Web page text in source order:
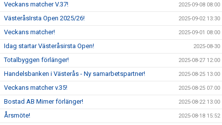
Veckans matcher V.37! 2025-09-08 08:00
VästeråsIrsta Open 2025/26! 2025-09-02 13:30
Veckans matcher! 2025-09-01 08:00
Idag startar Västeråsirsta Open! 2025-08-30
Totalbyggen förlänger! 2025-08-27 12:00
Handelsbanken i Västerås - Ny samarbetspartner! 2025-08-25 13:00
Veckans matcher v.35! 2025-08-25 07:00
Bostad AB Mimer förlänger! 2025-08-22 13:00
Årsmöte! 2025-08-18 15:52